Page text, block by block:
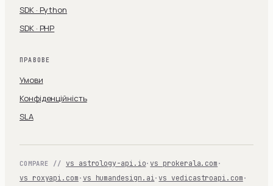
SDK · Python
SDK · PHP
ПРАВОВЕ
Умови
Конфіденційність
SLA
COMPARE // vs astrology-api.io·vs prokerala.com ·
vs roxyapi.com · vs humandesign.ai·vs vedicastroapi.com ·